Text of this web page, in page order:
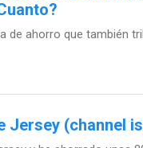
de ahorro que también
(channel